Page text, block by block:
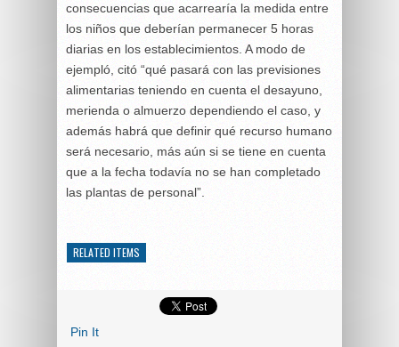
consecuencias que acarrearía la medida entre
los niños que deberían permanecer 5 horas
diarias en los establecimientos. A modo de
ejempló, citó “qué pasará con las previsiones
alimentarias teniendo en cuenta el desayuno,
merienda o almuerzo dependiendo el caso, y
además habrá que definir qué recurso humano
será necesario, más aún si se tiene en cuenta
que a la fecha todavía no se han completado
las plantas de personal”.
RELATED ITEMS
Pin It